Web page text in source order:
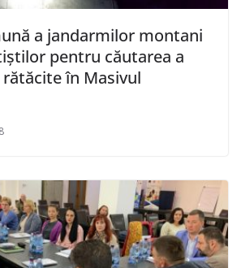
a jandarmilor montani
pentru căutarea a
în Masivul